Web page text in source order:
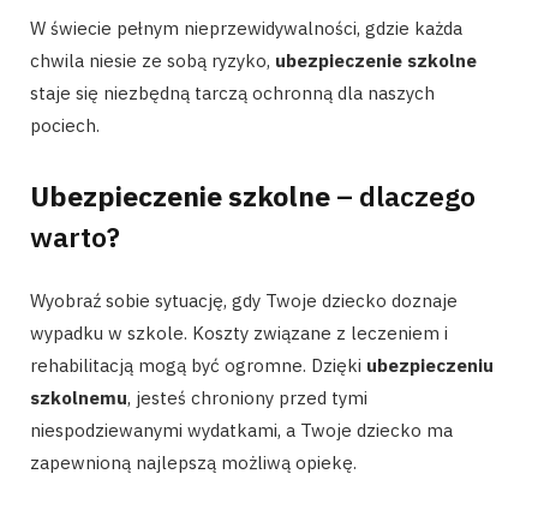
W świecie pełnym nieprzewidywalności, gdzie każda
chwila niesie ze sobą ryzyko, ubezpieczenie szkolne
staje się niezbędną tarczą ochronną dla naszych
pociech.
Ubezpieczenie szkolne – dlaczego
warto?
Wyobraź sobie sytuację, gdy Twoje dziecko doznaje
wypadku w szkole. Koszty związane z leczeniem i
rehabilitacją mogą być ogromne. Dzięki ubezpieczeniu
szkolnemu, jesteś chroniony przed tymi
niespodziewanymi wydatkami, a Twoje dziecko ma
zapewnioną najlepszą możliwą opiekę.